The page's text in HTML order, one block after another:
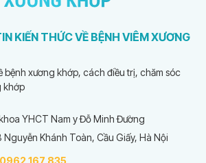
KIẾN THỨC VỀ BỆNH VIÊM XƯƠNG
bệnh xương khớp, cách điều trị, chăm sóc
khớp
YHCT Nam y Đỗ Minh Đường
Nguyễn Khánh Toàn, Cầu Giấy, Hà Nội
0962 167 835